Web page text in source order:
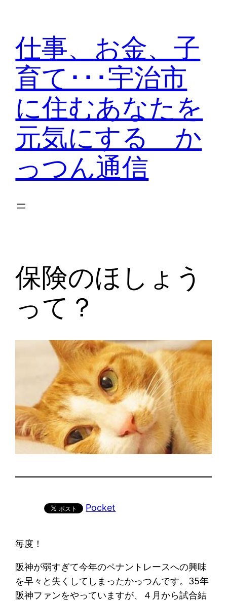
仕事、お金、子
育て･･･宇治市
に住むあなたを
元気にする か
っつん通信
保険のほしょう
って？
Pocket
毎度！
阪神が弱すぎて今年のペナントレースへの興味
を早々と失くしてしまったかっつんです。35年
阪神ファンをやっていますが、４月から試合結